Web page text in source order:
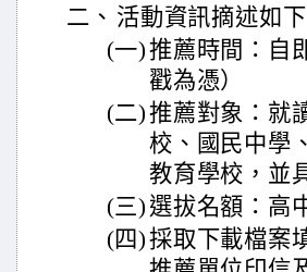
二、 活動資訊摘述如下
(一)推薦時間：自
戳為憑）
(二)推薦對象：就
校、國民中學
教育學校，並
(三) 選拔名額：高
(四)採取下載檔案